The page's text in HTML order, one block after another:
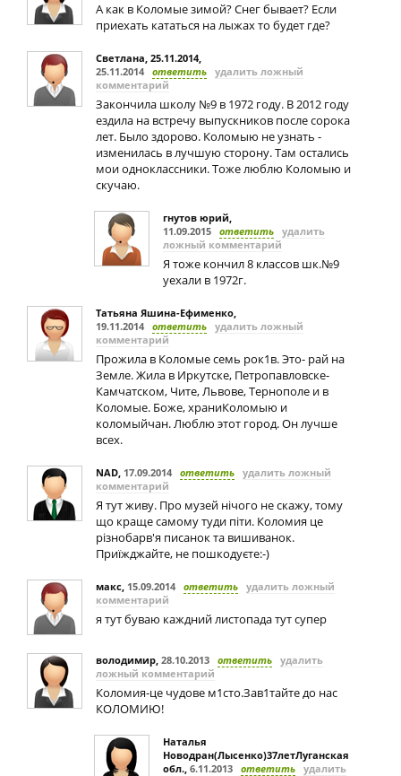
А как в Коломые зимой? Снег бывает? Если
приехать кататься на лыжах то будет где?
Светлана, 25.11.2014,
25.11.2014 ответить удалить ложный
комментарий
Закончила школу №9 в 1972 году. В 2012 году
ездила на встречу выпускников после сорока
лет. Было здорово. Коломыю не узнать -
изменилась в лучшую сторону. Там остались
мои одноклассники. Тоже люблю Коломыю и
скучаю.
гнутов юрий,
11.09.2015 ответить удалить
ложный комментарий
Я тоже кончил 8 классов шк.№9
уехали в 1972г.
Татьяна Яшина-Ефименко,
19.11.2014 ответить удалить ложный
комментарий
Прожила в Коломые семь рок1в. Это- рай на
Земле. Жила в Иркутске, Петропавловске-
Камчатском, Чите, Львове, Тернополе и в
Коломые. Боже, храниКоломыю и
коломыйчан. Люблю этот город. Он лучше
всех.
NAD, 17.09.2014 ответить удалить ложный
комментарий
Я тут живу. Про музей нічого не скажу, тому
що краще самому туди піти. Коломия це
різнобарв'я писанок та вишиванок.
Приїжджайте, не пошкодуєте:-)
макс, 15.09.2014 ответить удалить ложный
комментарий
я тут буваю каждний листопада тут супер
володимир, 28.10.2013 ответить удалить
ложный комментарий
Коломия-це чудове м1сто.Зав1тайте до нас
КОЛОМИЮ!
Наталья
Новодран(Лысенко)37летЛуганская
обл., 6.11.2013 ответить удалить